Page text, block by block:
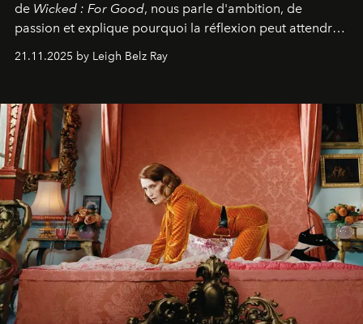
de Wicked : For Good, nous parle d'ambition, de
passion et explique pourquoi la réflexion peut attendre.
Elle avoue :
"C'est libérateur d'interpréter un
personnage qui dit : 'C'est mon désir, mon ambition, ma
21.11.2025 by Leigh Belz Ray